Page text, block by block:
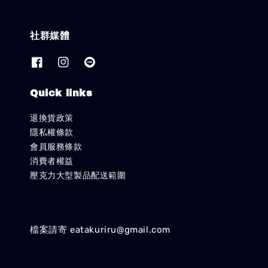
社群媒體
Quick links
退換貨政策
隱私權條款
會員服務條款
消費者權益
壓克力大型製品配送範圍
檔案請寄 eatakuriru@gmail.com